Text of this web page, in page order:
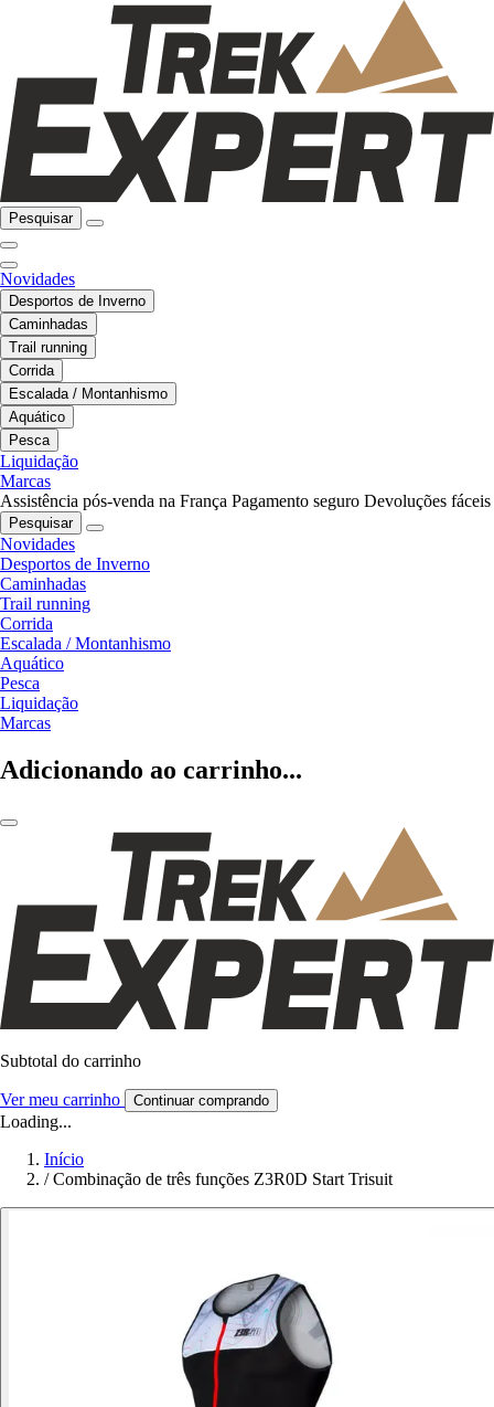
Pesquisar
Novidades
Desportos de Inverno
Caminhadas
Trail running
Corrida
Escalada / Montanhismo
Aquático
Pesca
Liquidação
Marcas
Assistência pós-venda na França Pagamento seguro Devoluções fáceis
Pesquisar
Novidades
Desportos de Inverno
Caminhadas
Trail running
Corrida
Escalada / Montanhismo
Aquático
Pesca
Liquidação
Marcas
Adicionando ao carrinho...
Subtotal do carrinho
Ver meu carrinho Continuar comprando
Loading...
Início
/ Combinação de três funções Z3R0D Start Trisuit